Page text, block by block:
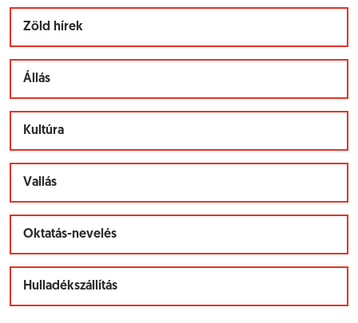
Zöld hírek
Állás
Kultúra
Vallás
Oktatás-nevelés
Hulladékszállítás